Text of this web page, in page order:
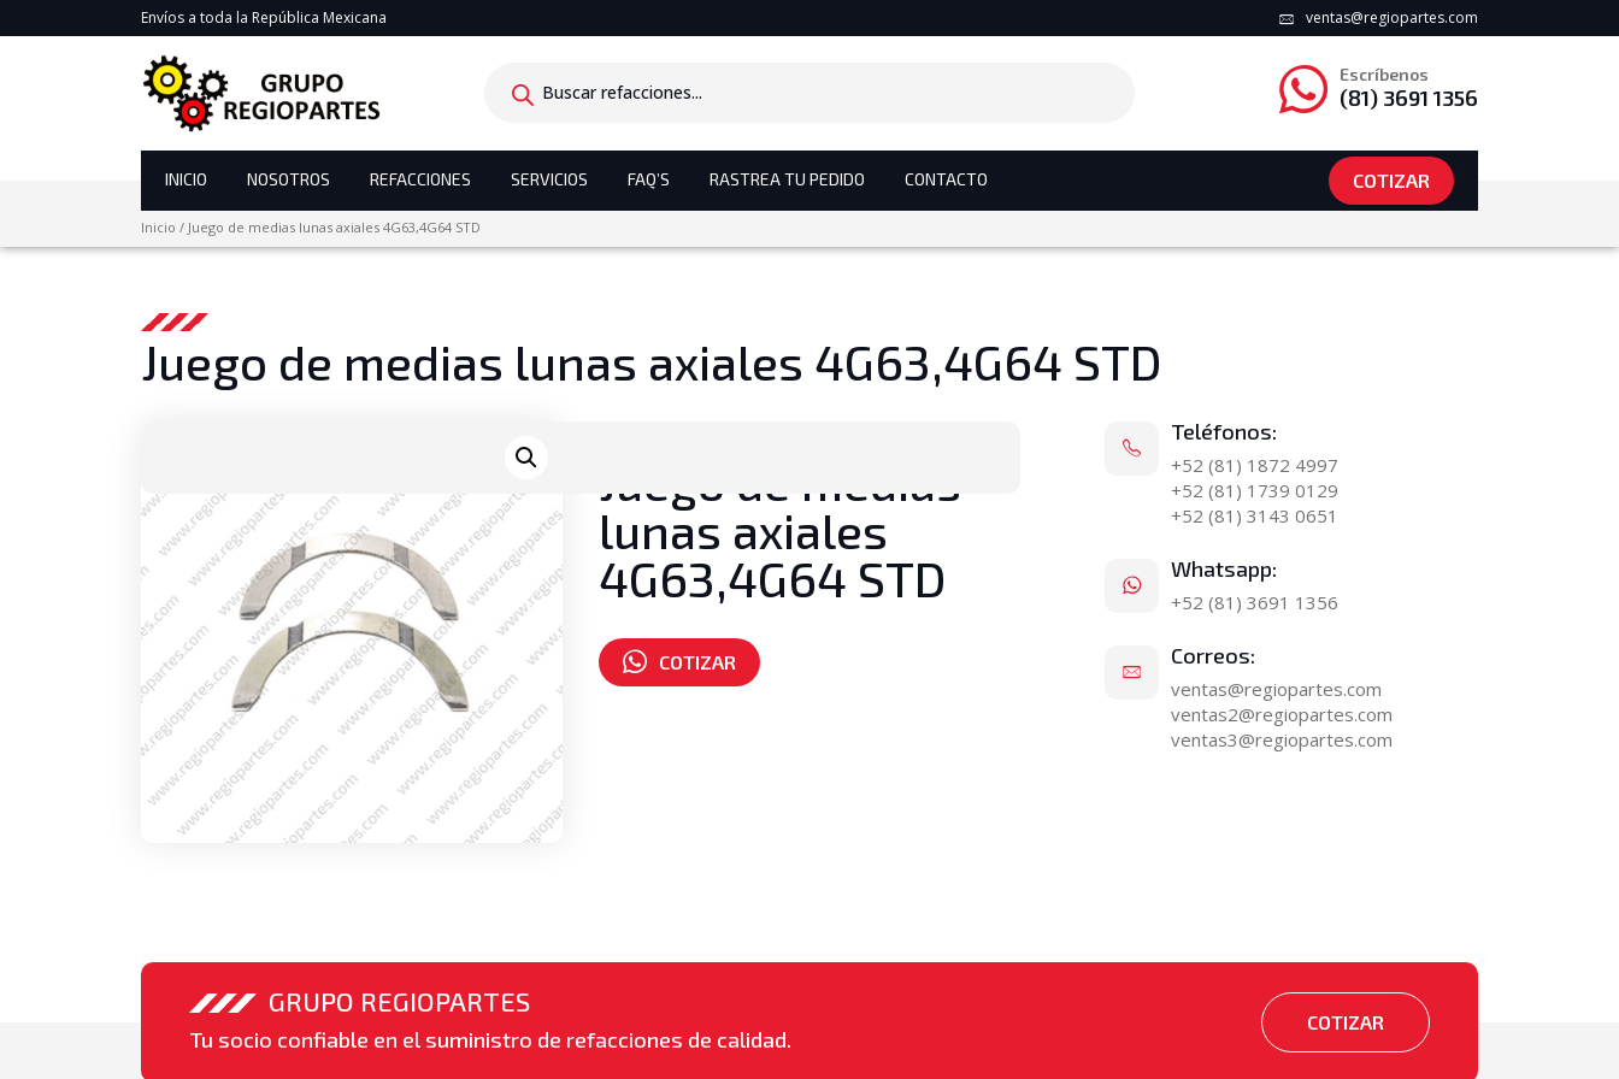
Envíos a toda la República Mexicana ventas@regiopartes.com
search Escríbenos
(81) 3691 1356
INICIO NOSOTROS REFACCIONES SERVICIOS FAQ’S RASTREA TU PEDIDO CONTACTO COTIZAR
Inicio / Juego de medias lunas axiales 4G63,4G64 STD
Juego de medias lunas axiales 4G63,4G64 STD
Juego de medias
lunas axiales
4G63,4G64 STD
COTIZAR
Teléfonos:
+52 (81) 1872 4997
+52 (81) 1739 0129
+52 (81) 3143 0651
Whatsapp:
+52 (81) 3691 1356
Correos:
ventas@regiopartes.com
ventas2@regiopartes.com
ventas3@regiopartes.com
GRUPO REGIOPARTES
Tu socio confiable en el suministro de refacciones de calidad.
COTIZAR